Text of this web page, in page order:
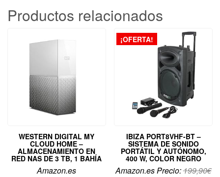
Productos relacionados
WESTERN DIGITAL MY
CLOUD HOME –
ALMACENAMIENTO EN
RED NAS DE 3 TB, 1 BAHÍA
Amazon.es
¡OFERTA!
IBIZA PORT8VHF-BT –
SISTEMA DE SONIDO
PORTÁTIL Y AUTÓNOMO,
400 W, COLOR NEGRO
Amazon.es Precio:199,90€El